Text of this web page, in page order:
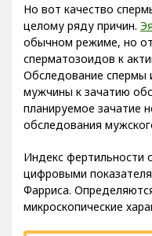
Но вот качество
целому ряду причин.
обычном режиме, но
сперматозоидов к
Обследование спермы
мужчины к зачатию
планируемое зачатие
обследования
Индекс фертильности
цифровыми
Фарриса.
микроскопические